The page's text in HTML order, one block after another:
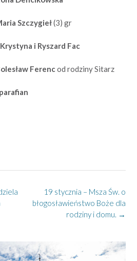
Szczygieł(3) gr
i Ryszard Fac
Ferencod rodziny Sitarz
19 stycznia – Msza Św. o
błogosławieństwo Boże dla
rodziny i domu. →